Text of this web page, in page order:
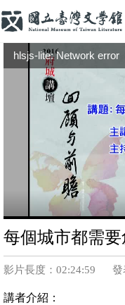
hlsjs-lite: Network error
每個城市都需要
影片長度：02:24:59 發
講者介紹：